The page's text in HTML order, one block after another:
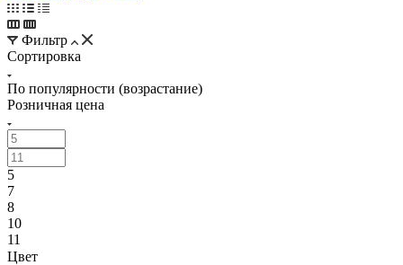
Фильтр
Сортировка
По популярности (возрастание)
Розничная цена
5
7
8
10
11
Цвет